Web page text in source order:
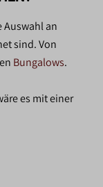
Auswahl an
sind. Von
Bungalows.
es mit einer